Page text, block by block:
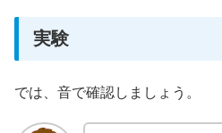
実験
では、音で確認しましょう。